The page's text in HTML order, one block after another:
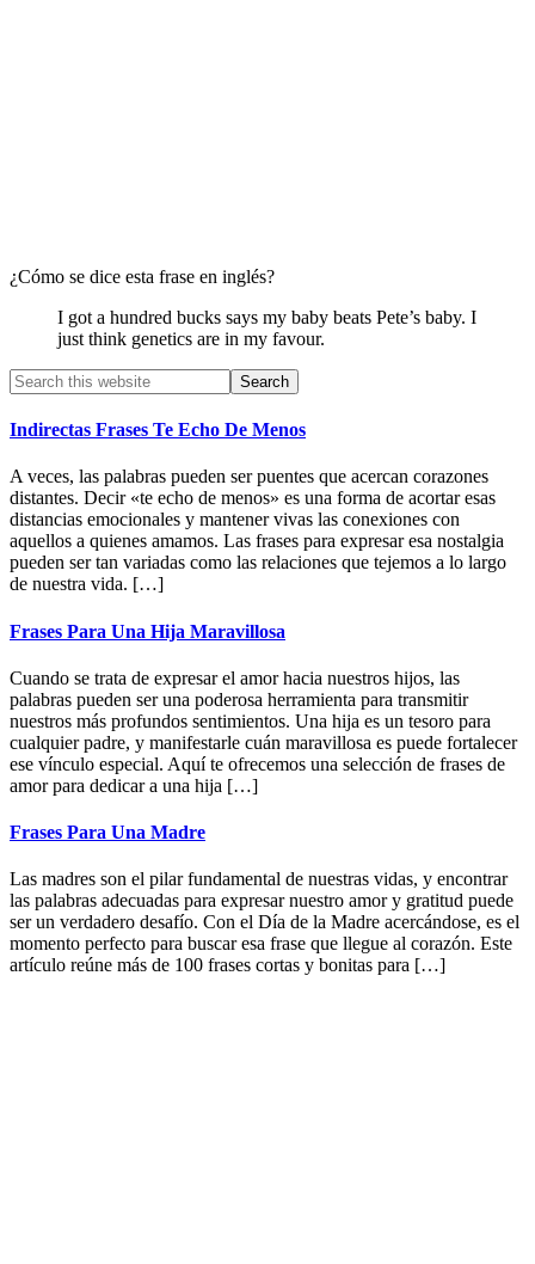
¿Cómo se dice esta frase en inglés?
I got a hundred bucks says my baby beats Pete’s baby. I
just think genetics are in my favour.
Primary
Sidebar
Search
this
website
Indirectas Frases Te Echo De Menos
A veces, las palabras pueden ser puentes que acercan corazones
distantes. Decir «te echo de menos» es una forma de acortar esas
distancias emocionales y mantener vivas las conexiones con
aquellos a quienes amamos. Las frases para expresar esa nostalgia
pueden ser tan variadas como las relaciones que tejemos a lo largo
de nuestra vida. […]
Frases Para Una Hija Maravillosa
Cuando se trata de expresar el amor hacia nuestros hijos, las
palabras pueden ser una poderosa herramienta para transmitir
nuestros más profundos sentimientos. Una hija es un tesoro para
cualquier padre, y manifestarle cuán maravillosa es puede fortalecer
ese vínculo especial. Aquí te ofrecemos una selección de frases de
amor para dedicar a una hija […]
Frases Para Una Madre
Las madres son el pilar fundamental de nuestras vidas, y encontrar
las palabras adecuadas para expresar nuestro amor y gratitud puede
ser un verdadero desafío. Con el Día de la Madre acercándose, es el
momento perfecto para buscar esa frase que llegue al corazón. Este
artículo reúne más de 100 frases cortas y bonitas para […]